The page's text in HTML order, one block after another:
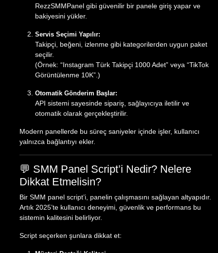
RezzSMMPanel gibi güvenilir bir panele giriş yapar ve
bakiyesini yükler.
Servis Seçimi Yapılır:
Takipçi, beğeni, izlenme gibi kategorilerden uygun paket
seçilir.
(Örnek: “Instagram Türk Takipçi 1000 Adet” veya “TikTok
Görüntülenme 10K”.)
Otomatik Gönderim Başlar:
API sistemi sayesinde sipariş, sağlayıcıya iletilir ve
otomatik olarak gerçekleştirilir.
Modern panellerde bu süreç saniyeler içinde işler, kullanıcı
yalnızca bağlantıyı ekler.
💬 SMM Panel Script’i Nedir? Nelere
Dikkat Etmelisin?
Bir SMM panel script’i, panelin çalışmasını sağlayan altyapıdır.
Artık 2025’te kullanıcı deneyimi, güvenlik ve performans bu
sistemin kalitesini belirliyor.
Script seçerken şunlara dikkat et: